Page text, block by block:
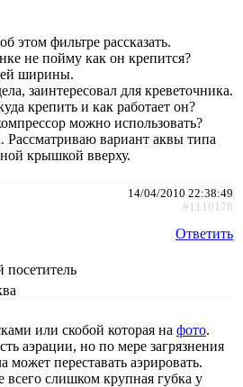
этом фильтре рассказать.
не пойму как он крепится?
ширины.
заинтересовал для креветочника.
крепить и как работает он?
можно использовать?
Рассматриваю вариант аквы типа
крышкой вверху.
14/04/2010 22:38:49
#1110178
Ответить
или скобой которая на фото.
аэрации, но по мере загрязнения
может переставать аэрировать.
всего слишком крупная губка у